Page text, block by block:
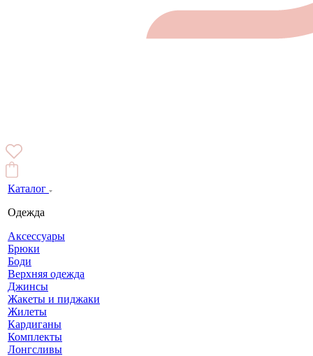
Каталог
Одежда
Аксессуары
Брюки
Боди
Верхняя одежда
Джинсы
Жакеты и пиджаки
Жилеты
Кардиганы
Комплекты
Лонгсливы